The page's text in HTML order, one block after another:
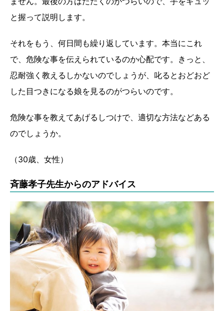
と握って説明します。
それをもう、何日間も繰り返しています。本当にこれ
で、危険な事を伝えられているのか心配です。きっと、
忍耐強く教えるしかないのでしょうが、叱るとおどおど
した目つきになる娘を見るのがつらいのです。
危険な事を教えてあげるしつけで、適切な方法などある
のでしょうか。
（30歳、女性）
斉藤孝子先生からのアドバイス